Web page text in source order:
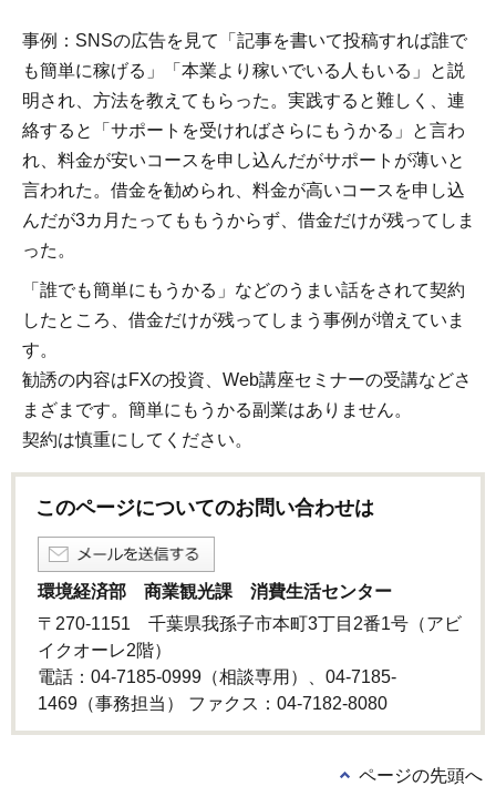
事例：SNSの広告を見て「記事を書いて投稿すれば誰で
も簡単に稼げる」「本業より稼いでいる人もいる」と説
明され、方法を教えてもらった。実践すると難しく、連
絡すると「サポートを受ければさらにもうかる」と言わ
れ、料金が安いコースを申し込んだがサポートが薄いと
言われた。借金を勧められ、料金が高いコースを申し込
んだが3カ月たってももうからず、借金だけが残ってしま
った。
「誰でも簡単にもうかる」などのうまい話をされて契約
したところ、借金だけが残ってしまう事例が増えていま
す。
勧誘の内容はFXの投資、Web講座セミナーの受講などさ
まざまです。簡単にもうかる副業はありません。
契約は慎重にしてください。
このページについてのお問い合わせは
環境経済部 商業観光課 消費生活センター
〒270-1151 千葉県我孫子市本町3丁目2番1号（アビ
イクオーレ2階）
電話：04-7185-0999（相談専用）、04-7185-
1469（事務担当） ファクス：04-7182-8080
ページの先頭へ